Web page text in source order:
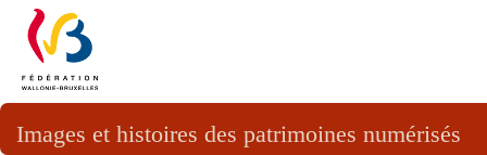
Images et histoires des patrimoines numérisés